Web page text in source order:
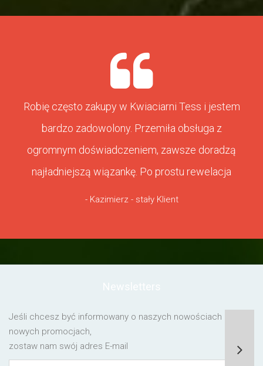
Robię często zakupy w Kwiaciarni Tess i jestem
bardzo zadowolony. Przemiła obsługa z
ogromnym doświadczeniem, zawsze doradzą
najładniejszą wiązankę. Po prostu rewelacja
- Kazimierz - stały Klient
Jeśli chcesz być informowany o naszych nowościach lub o
nowych promocjach,
zostaw nam swój adres E-mail